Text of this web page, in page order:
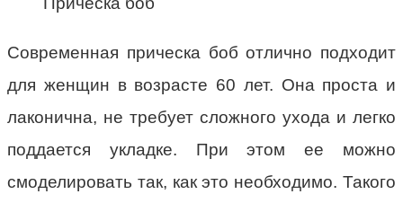
Современная прическа боб отлично подходит
для женщин в возрасте 60 лет. Она проста и
лаконична, не требует сложного ухода и легко
поддается укладке. При этом ее можно
смоделировать так, как это необходимо. Такого